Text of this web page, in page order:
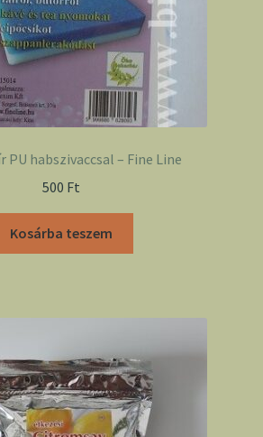
PU habszivaccsal – Fine Line
500 Ft
Kosárba teszem